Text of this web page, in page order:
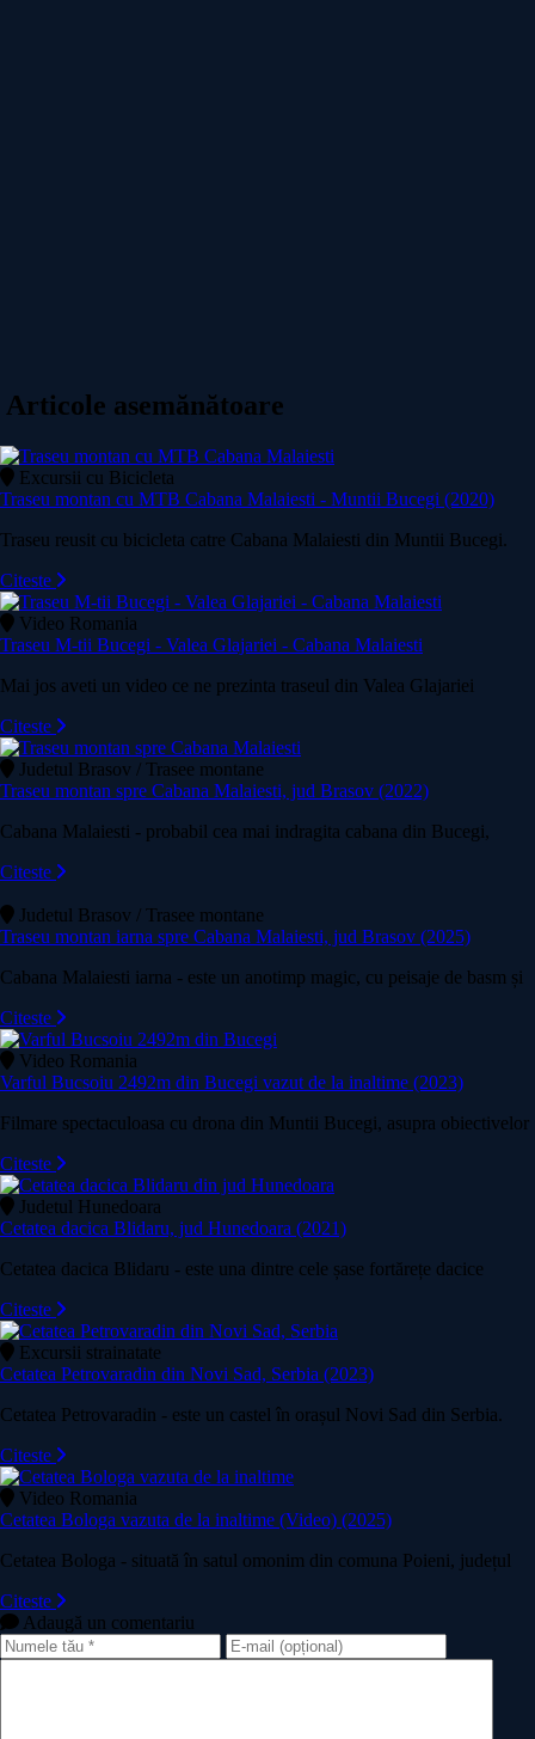
Articole asemănătoare
Excursii cu Bicicleta
Traseu montan cu MTB Cabana Malaiesti - Muntii Bucegi (2020)
Traseu reusit cu bicicleta catre Cabana Malaiesti din Muntii Bucegi.
Citeste
Video Romania
Traseu M-tii Bucegi - Valea Glajariei - Cabana Malaiesti
Mai jos aveti un video ce ne prezinta traseul din Valea Glajariei
Citeste
Judetul Brasov / Trasee montane
Traseu montan spre Cabana Malaiesti, jud Brasov (2022)
Cabana Malaiesti - probabil cea mai indragita cabana din Bucegi,
Citeste
Judetul Brasov / Trasee montane
Traseu montan iarna spre Cabana Malaiesti, jud Brasov (2025)
Cabana Malaiesti iarna - este un anotimp magic, cu peisaje de basm și
Citeste
Video Romania
Varful Bucsoiu 2492m din Bucegi vazut de la inaltime (2023)
Filmare spectaculoasa cu drona din Muntii Bucegi, asupra obiectivelor
Citeste
Judetul Hunedoara
Cetatea dacica Blidaru, jud Hunedoara (2021)
Cetatea dacica Blidaru - este una dintre cele șase fortărețe dacice
Citeste
Excursii strainatate
Cetatea Petrovaradin din Novi Sad, Serbia (2023)
Cetatea Petrovaradin - este un castel în orașul Novi Sad din Serbia.
Citeste
Video Romania
Cetatea Bologa vazuta de la inaltime (Video) (2025)
Cetatea Bologa - situată în satul omonim din comuna Poieni, județul
Citeste
Adaugă un comentariu